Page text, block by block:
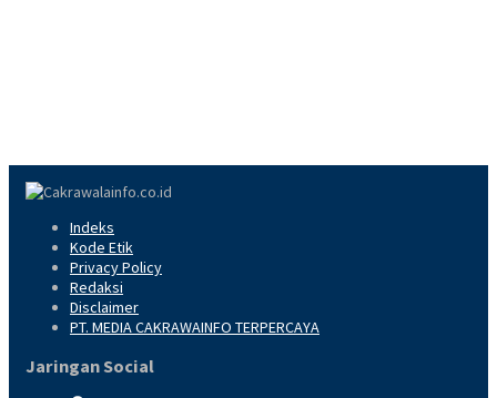
Indeks
Kode Etik
Privacy Policy
Redaksi
Disclaimer
PT. MEDIA CAKRAWAINFO TERPERCAYA
Jaringan Social